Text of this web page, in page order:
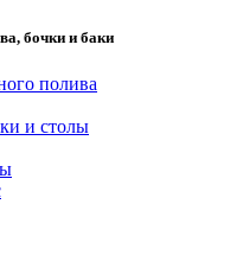
бочки и баки
полива
и столы